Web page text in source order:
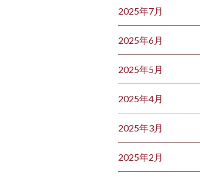
2025年7月
2025年6月
2025年5月
2025年4月
2025年3月
2025年2月